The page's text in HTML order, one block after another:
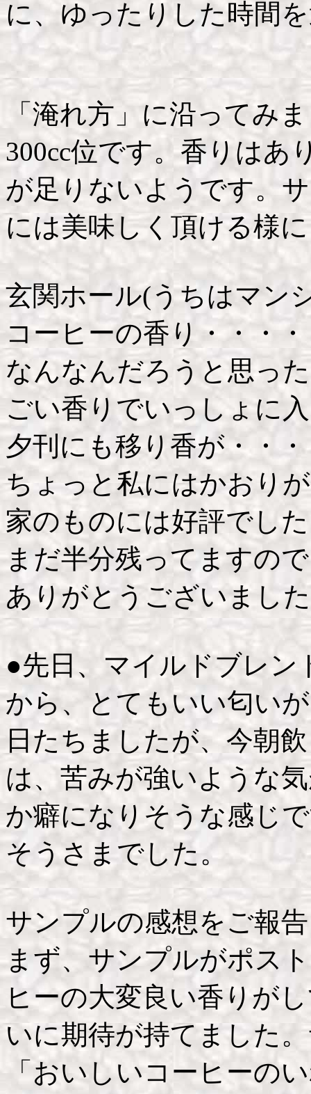
に、ゆったりした時間
「淹れ方」に沿ってみ
300cc位です。香りはあ
が足りないようです。
には美味しく頂ける様
玄関ホール(うちはマン
コーヒーの香り・・・・
なんなんだろうと思っ
ごい香りでいっしょに
夕刊にも移り香が・・
ちょっと私にはかおり
家のものには好評でし
まだ半分残ってますの
ありがとうございまし
●先日、マイルドブレン
から、とてもいい匂い
日たちましたが、今朝
は、苦みが強いような
か癖になりそうな感じ
そうさまでした。
サンプルの感想をご報
まず、サンプルがポス
ヒーの大変良い香りが
いに期待が持てました
「おいしいコーヒーの